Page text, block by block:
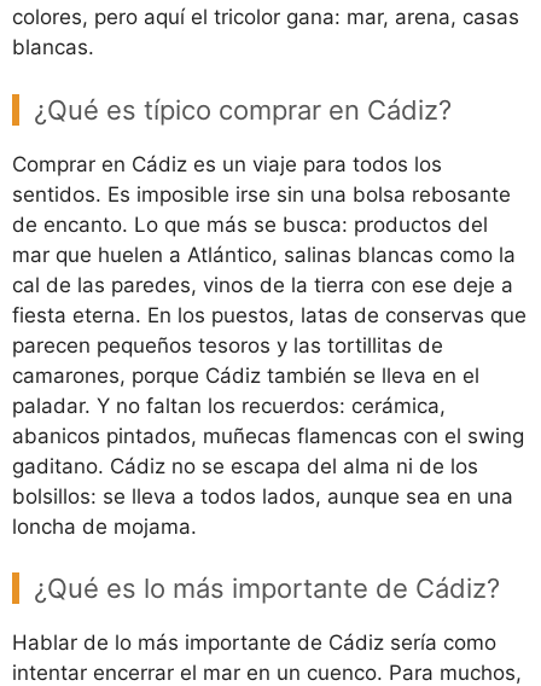
colores, pero aquí el tricolor gana: mar, arena, casas
blancas.
¿Qué es típico comprar en Cádiz?
Comprar en Cádiz es un viaje para todos los
sentidos. Es imposible irse sin una bolsa rebosante
de encanto. Lo que más se busca: productos del
mar que huelen a Atlántico, salinas blancas como la
cal de las paredes, vinos de la tierra con ese deje a
fiesta eterna. En los puestos, latas de conservas que
parecen pequeños tesoros y las tortillitas de
camarones, porque Cádiz también se lleva en el
paladar. Y no faltan los recuerdos: cerámica,
abanicos pintados, muñecas flamencas con el swing
gaditano. Cádiz no se escapa del alma ni de los
bolsillos: se lleva a todos lados, aunque sea en una
loncha de mojama.
¿Qué es lo más importante de Cádiz?
Hablar de lo más importante de Cádiz sería como
intentar encerrar el mar en un cuenco. Para muchos,